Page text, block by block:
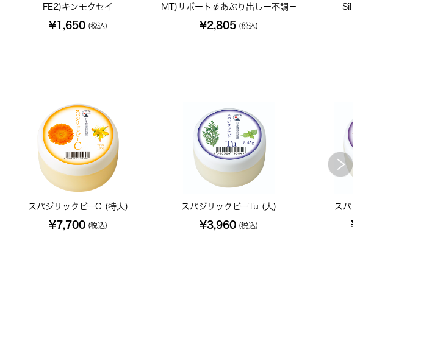
FE2)キンモクセイ
¥1,650 (税込)
MT)サポートφあぶり出しー不調－
¥2,805 (税込)
Sil シリカ 200C 小
スパジリックビーC (特大)
¥7,700 (税込)
スパジリックビーTu (大)
¥3,960 (税込)
スパジリックビーR (大)
¥3,960